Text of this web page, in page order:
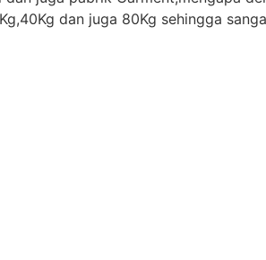
dan juga 80Kg sehingga